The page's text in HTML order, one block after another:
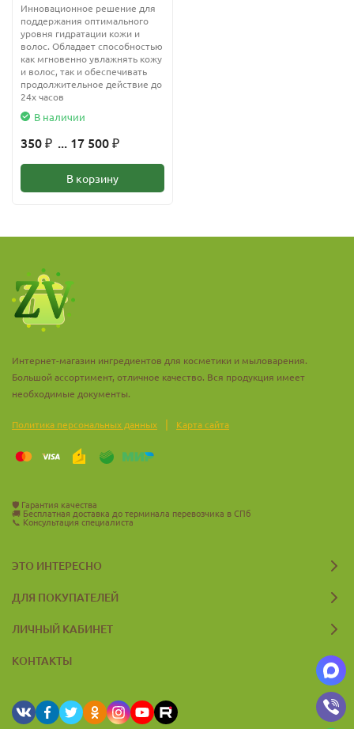
Инновационное решение для
поддержания оптимального
уровня гидратации кожи и
волос. Обладает способностью
как мгновенно увлажнять кожу
и волос, так и обеспечивать
продолжительное действие до
24х часов
В наличии
350 ₽ ... 17 500 ₽
В корзину
Интернет-магазин ингредиентов для косметики и мыловарения.
Большой ассортимент, отличное качество. Вся продукция имеет
необходимые документы.
Политика персональных данных | Карта сайта
🛡️ Гарантия качества
🚚 Бесплатная доставка до терминала перевозчика в СПб
📞 Консультация специалиста
ЭТО ИНТЕРЕСНО
ДЛЯ ПОКУПАТЕЛЕЙ
ЛИЧНЫЙ КАБИНЕТ
КОНТАКТЫ